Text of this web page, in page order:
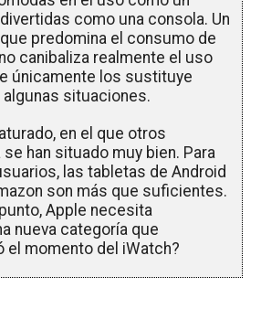
como una consola. Un
predomina el consumo de
canibaliza realmente el uso
únicamente los sustituye
situaciones.
en el que otros
han situado muy bien. Para
las tabletas de Android
son más que suficientes.
Apple necesita
nueva categoría que
el momento del iWatch?